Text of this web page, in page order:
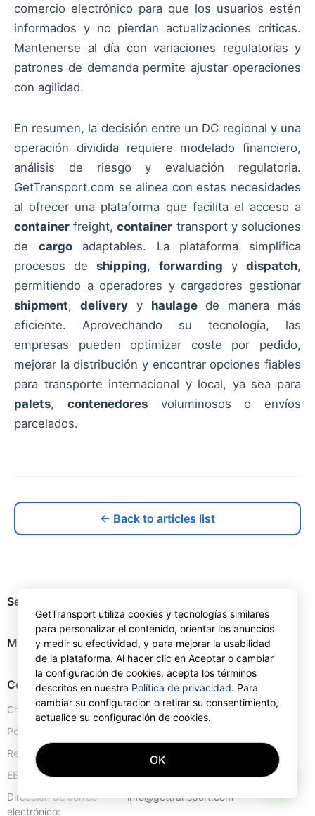
comercio electrónico para que los usuarios estén
informados y no pierdan actualizaciones críticas.
Mantenerse al día con variaciones regulatorias y
patrones de demanda permite ajustar operaciones
con agilidad.
En resumen, la decisión entre un DC regional y una
operación dividida requiere modelado financiero,
análisis de riesgo y evaluación regulatoria.
GetTransport.com se alinea con estas necesidades
al ofrecer una plataforma que facilita el acceso a
container freight,container transport y soluciones
de cargoadaptables. La plataforma simplifica
procesos de shipping, forwarding y dispatch,
permitiendo a operadores y cargadores gestionar
shipment, deliveryy haulagede manera más
eficiente. Aprovechando su tecnología, las
empresas pueden optimizar coste por pedido,
mejorar la distribución y encontrar opciones fiables
para transporte internacional y local, ya sea para
palets, contenedoresvoluminosos o envíos
parcelados.
← Back to articles list
Servicios
Mapa del sitio
Contactos
Chipre:
+357 25 123889
Portugal:
Reino Unido:
+44 20 4577 1766
EE.UU:
+1 302 240 28 90
Dirección de correo
electrónico:
info@gettransport.com
GetTransport utiliza cookies y tecnologías similares
para personalizar el contenido, orientar los anuncios
y medir su efectividad, y para mejorar la usabilidad
de la plataforma. Al hacer clic en Aceptar o cambiar
la configuración de cookies, acepta los términos
descritos en nuestra Política de privacidad. Para
cambiar su configuración o retirar su consentimiento,
actualice su configuración de cookies.
OK
AI